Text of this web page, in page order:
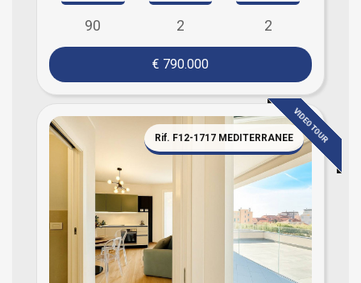
90 2 2
€ 790.000
VIDEO TOUR
Rif. F12-1717 MEDITERRANEE